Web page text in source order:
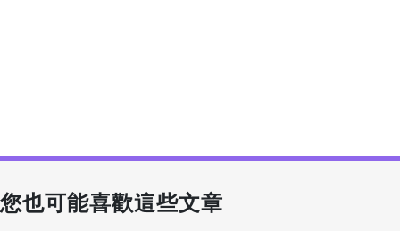
您也可能喜歡這些文章